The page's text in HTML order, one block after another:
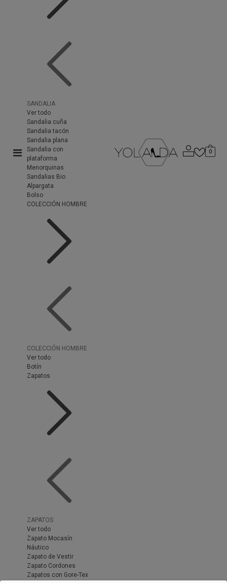
SANDALIA
Ver todo
Sandalia cuña
Sandalia tacón
Sandalia plana
Sandalia con
plataforma
Menorquinas
Sandalias Bio
Alpargata
Bolso
COLECCIÓN HOMBRE
COLECCIÓN HOMBRE
Ver todo
Botín
Zapatos
ZAPATOS
Ver todo
Zapato Mocasín
Náutico
Zapato de Vestir
Zapato Cordones
Zapatos con Gore-Tex
0